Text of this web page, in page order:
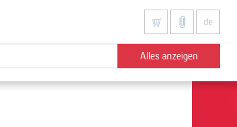
de
Alles anzeigen